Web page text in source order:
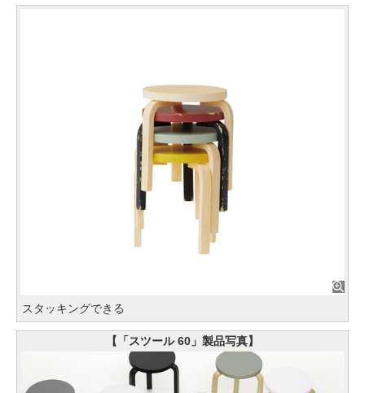
スタッキングできる
【「スツール 60」製品写真】